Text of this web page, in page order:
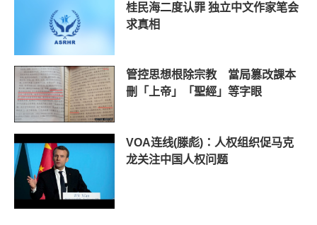
桂民海二度认罪 独立中文作家笔会
求真相
管控思想根除宗教 當局篡改課本
刪「上帝」「聖經」等字眼
VOA连线(滕彪)：人权组织促马克
龙关注中国人权问题